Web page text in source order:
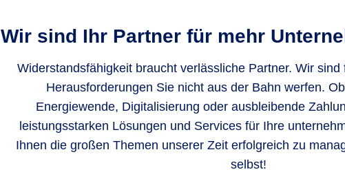
Wir sind Ihr Partner für mehr
Widerstandsfähigkeit braucht verlässliche Partner. Wir
Herausforderungen Sie nicht aus der Bahn werfen.
Energiewende, Digitalisierung oder ausbleibende
leistungsstarken Lösungen und Services für Ihre
Ihnen die großen Themen unserer Zeit erfolgreich zu
selbst!